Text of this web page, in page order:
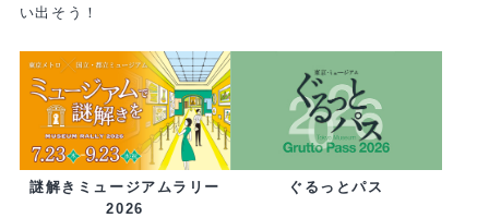
い出そう！
謎解きミュージアムラリー
2026
ぐるっとパス